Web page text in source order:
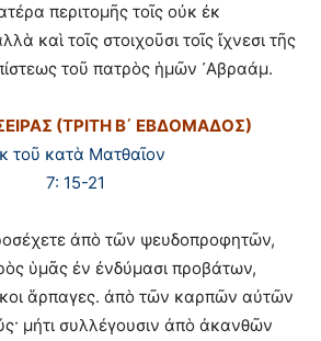
περιτομῆς τοῖς οὐκ ἐκ
καὶ τοῖς στοιχοῦσι τοῖς ἴχνεσι τῆς
τοῦ πατρὸς ἡμῶν ᾿Αβραάμ.
(ΤΡΙΤΗ Β΄ ΕΒΔΟΜΑΔΟΣ)
τοῦ κατὰ Ματθαῖον
7: 15-21
ἀπὸ τῶν ψευδοπροφητῶν,
ὑμᾶς ἐν ἐνδύμασι προβάτων,
ἅρπαγες. ἀπὸ τῶν καρπῶν αὐτῶν
μήτι συλλέγουσιν ἀπὸ ἀκανθῶν